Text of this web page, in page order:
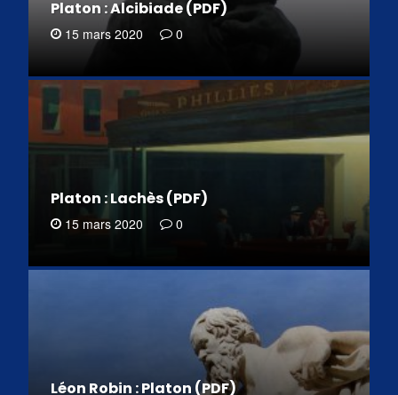
Platon : Alcibiade (PDF)
15 mars 2020 0
Platon : Lachès (PDF)
15 mars 2020 0
Léon Robin : Platon (PDF)